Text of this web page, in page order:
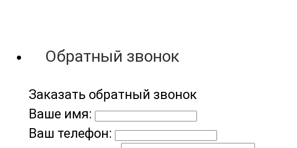
Обратный звонок
Заказать обратный звонок
Ваше имя:
Ваш телефон: